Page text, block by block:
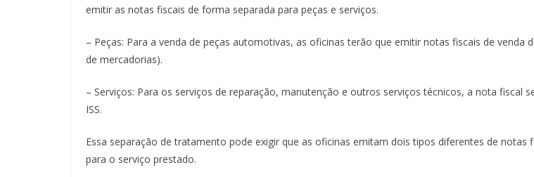
emitir as notas fiscais de forma separada para peças e serviços.
– Peças: Para a venda de peças automotivas, as oficinas terão que emitir notas fiscais de
de mercadorias).
– Serviços: Para os serviços de reparação, manutenção e outros serviços técnicos, a nota fiscal
ISS.
Essa separação de tratamento pode exigir que as oficinas emitam dois tipos diferentes de
para o serviço prestado.